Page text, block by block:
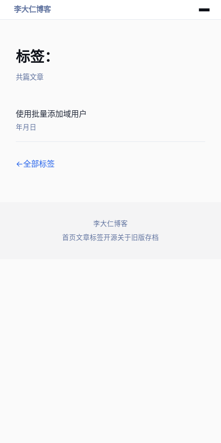
李大仁博客
标签：AD
共 1 篇文章
使用dsadd批量添加AD域用户
2021年12月21日
← 全部标签
© 2026 李大仁博客. All rights reserved.
首页文章标签开源关于 旧版存档